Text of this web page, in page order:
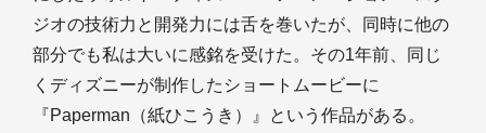
ジオの技術力と開発力には舌を巻いたが、同時に他の
部分でも私は大いに感銘を受けた。その1年前、同じ
くディズニーが制作したショートムービーに
『Paperman（紙ひこうき）』という作品がある。